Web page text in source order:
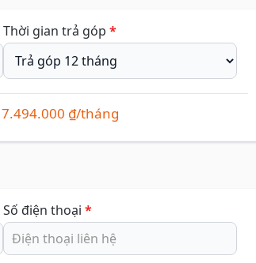
Thời gian trả góp *
7.494.000 ₫/tháng
Số điện thoại *